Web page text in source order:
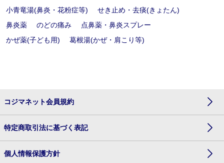
小青竜湯(鼻炎・花粉症等)
せき止め・去痰(きょたん)
鼻炎薬
のどの痛み
点鼻薬・鼻炎スプレー
かぜ薬(子ども用)
葛根湯(かぜ・肩こり等)
コジマネット会員規約
特定商取引法に基づく表記
個人情報保護方針